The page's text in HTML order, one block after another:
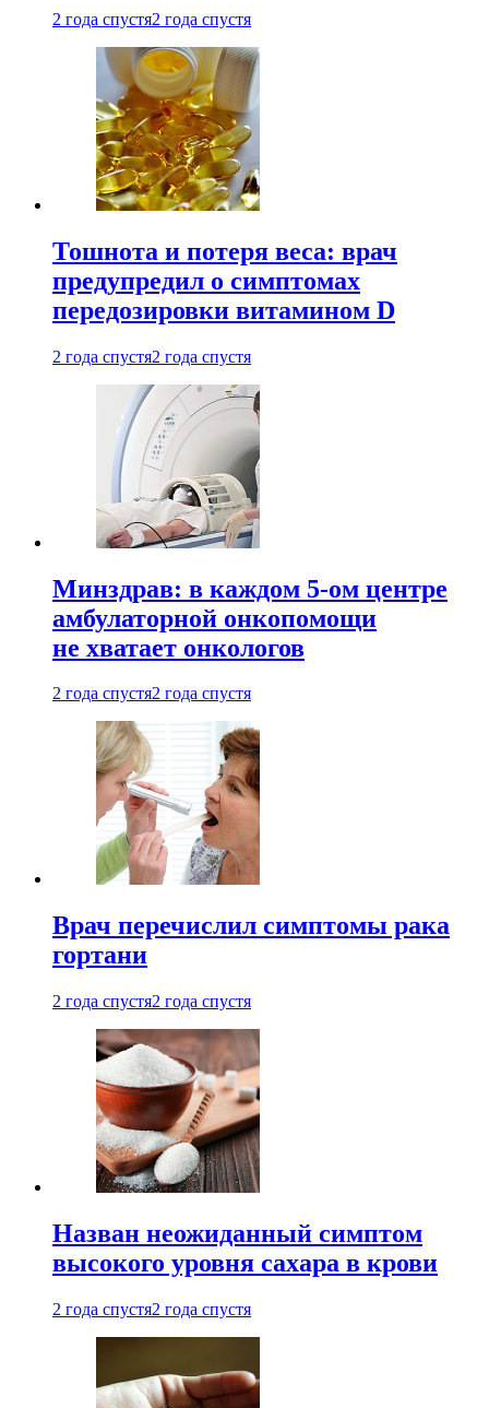
2 года спустя2 года спустя
Тошнота и потеря веса: врач
предупредил о симптомах
передозировки витамином D
2 года спустя2 года спустя
Минздрав: в каждом 5-ом центре
амбулаторной онкопомощи
не хватает онкологов
2 года спустя2 года спустя
Врач перечислил симптомы рака
гортани
2 года спустя2 года спустя
Назван неожиданный симптом
высокого уровня сахара в крови
2 года спустя2 года спустя